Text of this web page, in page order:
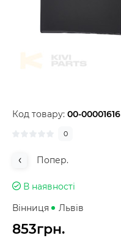
Код товару: 00-00001616
0
Попер.
В наявності
Вінниця
Львів
853грн.